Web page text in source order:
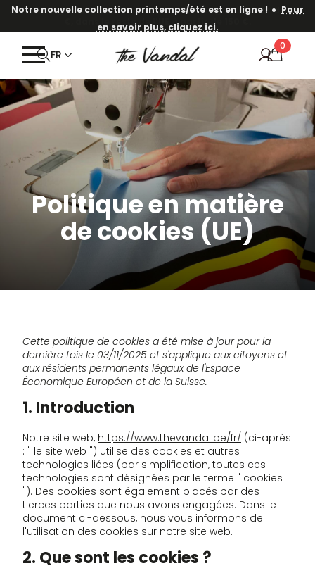
Notre nouvelle collection printemps/été est en ligne ! · Pour
en savoir plus, cliquez ici.
FR
0
Politique en matière
de cookies (UE)
Cette politique de cookies a été mise à jour pour la
dernière fois le 03/11/2025 et s'applique aux citoyens et
aux résidents permanents légaux de l'Espace
Économique Européen et de la Suisse.
1. Introduction
Notre site web, https://www.thevandal.be/fr/ (ci-après
: " le site web ") utilise des cookies et autres
technologies liées (par simplification, toutes ces
technologies sont désignées par le terme " cookies
"). Des cookies sont également placés par des
tierces parties que nous avons engagées. Dans le
document ci-dessous, nous vous informons de
l'utilisation des cookies sur notre site web.
2. Que sont les cookies ?